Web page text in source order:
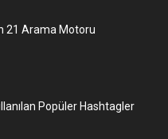
21 Arama Motoru
Popüler Hashtagler